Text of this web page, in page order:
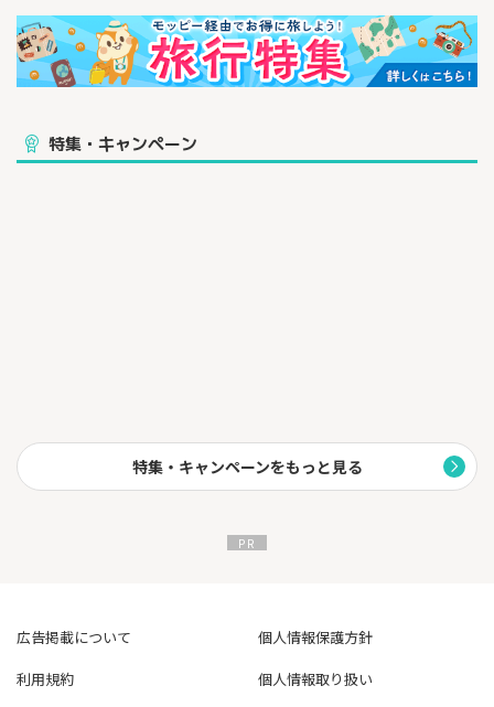
特集・キャンペーン
特集・キャンペーンをもっと見る
広告掲載について
個人情報保護方針
利用規約
個人情報取り扱い